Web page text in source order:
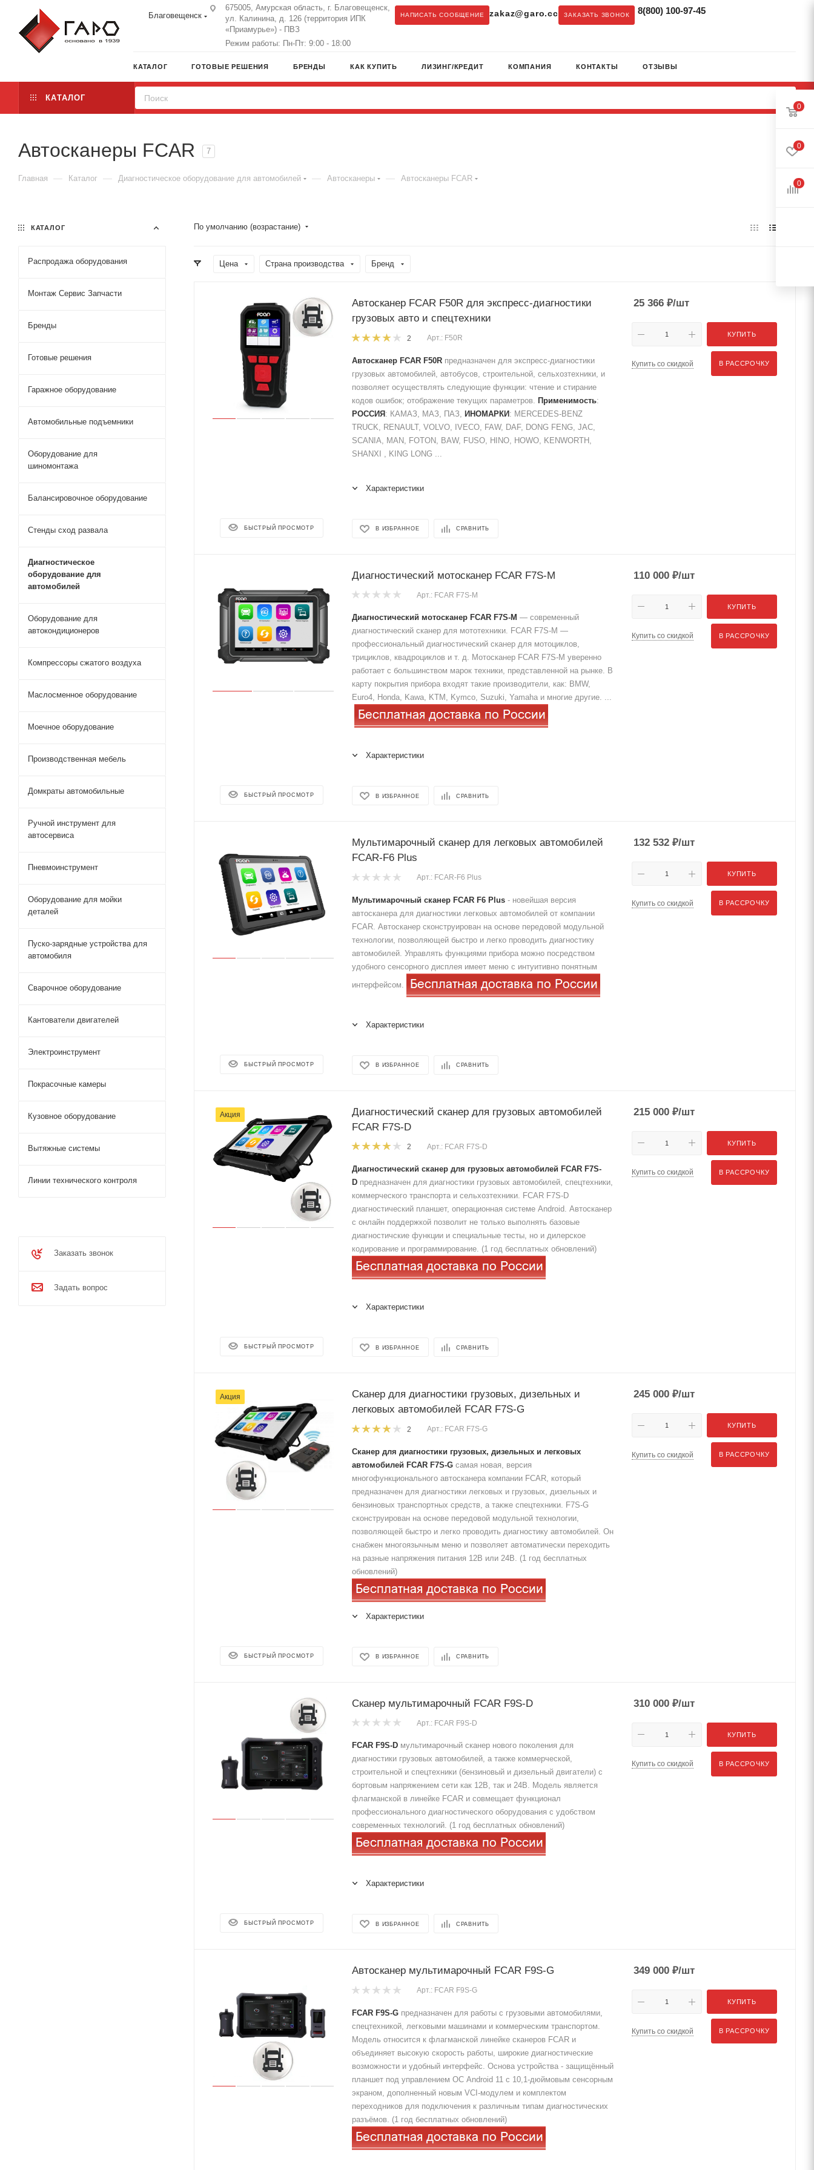
Благовещенск
675005, Амурская область, г. Благовещенск,
ул. Калинина, д. 126 (территория ИПК
«Приамурье») - ПВЗ
Режим работы: Пн-Пт: 9:00 - 18:00
НАПИСАТЬ СООБЩЕНИЕ zakaz@garo.cc ЗАКАЗАТЬ ЗВОНОК 8(800) 100-97-45
КАТАЛОГ ГОТОВЫЕ РЕШЕНИЯ БРЕНДЫ КАК КУПИТЬ ЛИЗИНГ/КРЕДИТ КОМПАНИЯ КОНТАКТЫ ОТЗЫВЫ
КАТАЛОГ
Автосканеры FCAR 7
Главная — Каталог — Диагностическое оборудование для автомобилей — Автосканеры — Автосканеры FCAR
По умолчанию (возрастание)
Цена Страна производства Бренд
БЫСТРЫЙ ПРОСМОТР
Автосканер FCAR F50R для экспресс-диагностики
грузовых авто и спецтехники
2 Арт.: F50R
Автосканер FCAR F50R предназначен для экспресс-диагностики
грузовых автомобилей, автобусов, строительной, сельхозтехники, и
позволяет осуществлять следующие функции: чтение и стирание
кодов ошибок; отображение текущих параметров. Применимость:
РОССИЯ: КАМАЗ, МАЗ, ПАЗ, ИНОМАРКИ: MERCEDES-BENZ
TRUCK, RENAULT, VOLVO, IVECO, FAW, DAF, DONG FENG, JAC,
SCANIA, MAN, FOTON, BAW, FUSO, HINO, HOWO, KENWORTH,
SHANXI , KING LONG ...
Характеристики
В ИЗБРАННОЕ СРАВНИТЬ
25 366 ₽/шт
КУПИТЬ
Купить со скидкой В РАССРОЧКУ
БЫСТРЫЙ ПРОСМОТР
Диагностический мотосканер FCAR F7S-M
Арт.: FCAR F7S-M
Диагностический мотосканер FCAR F7S-M — современный
диагностический сканер для мототехники. FCAR F7S-M —
профессиональный диагностический сканер для мотоциклов,
трициклов, квадроциклов и т. д. Мотосканер FCAR F7S-M уверенно
работает с большинством марок техники, представленной на рынке. В
карту покрытия прибора входят такие производители, как: BMW,
Euro4, Honda, Kawa, KTM, Kymco, Suzuki, Yamaha и многие другие. ...
Характеристики
В ИЗБРАННОЕ СРАВНИТЬ
110 000 ₽/шт
КУПИТЬ
Купить со скидкой В РАССРОЧКУ
БЫСТРЫЙ ПРОСМОТР
Мультимарочный сканер для легковых автомобилей
FCAR-F6 Plus
Арт.: FCAR-F6 Plus
Мультимарочный сканер FCAR F6 Plus - новейшая версия
автосканера для диагностики легковых автомобилей от компании
FCAR. Автосканер сконструирован на основе передовой модульной
технологии, позволяющей быстро и легко проводить диагностику
автомобилей. Управлять функциями прибора можно посредством
удобного сенсорного дисплея имеет меню с интуитивно понятным
интерфейсом.
Характеристики
В ИЗБРАННОЕ СРАВНИТЬ
132 532 ₽/шт
КУПИТЬ
Купить со скидкой В РАССРОЧКУ
Акция
БЫСТРЫЙ ПРОСМОТР
Диагностический сканер для грузовых автомобилей
FCAR F7S-D
2 Арт.: FCAR F7S-D
Диагностический сканер для грузовых автомобилей FCAR F7S-
D предназначен для диагностики грузовых автомобилей, спецтехники,
коммерческого транспорта и сельхозтехники. FCAR F7S-D
диагностический планшет, операционная системе Android. Автосканер
с онлайн поддержкой позволит не только выполнять базовые
диагностичские функции и специальные тесты, но и дилерское
кодирование и программирование. (1 год бесплатных обновлений)
Характеристики
В ИЗБРАННОЕ СРАВНИТЬ
215 000 ₽/шт
КУПИТЬ
Купить со скидкой В РАССРОЧКУ
Акция
БЫСТРЫЙ ПРОСМОТР
Сканер для диагностики грузовых, дизельных и
легковых автомобилей FCAR F7S-G
2 Арт.: FCAR F7S-G
Сканер для диагностики грузовых, дизельных и легковых
автомобилей FCAR F7S-G самая новая, версия
многофункционального автосканера компании FCAR, который
предназначен для диагностики легковых и грузовых, дизельных и
бензиновых транспортных средств, а также спецтехники. F7S-G
сконструирован на основе передовой модульной технологии,
позволяющей быстро и легко проводить диагностику автомобилей. Он
снабжен многоязычным меню и позволяет автоматически переходить
на разные напряжения питания 12В или 24В. (1 год бесплатных
обновлений)
Характеристики
В ИЗБРАННОЕ СРАВНИТЬ
245 000 ₽/шт
КУПИТЬ
Купить со скидкой В РАССРОЧКУ
БЫСТРЫЙ ПРОСМОТР
Сканер мультимарочный FCAR F9S-D
Арт.: FCAR F9S-D
FCAR F9S-D мультимарочный сканер нового поколения для
диагностики грузовых автомобилей, а также коммерческой,
строительной и спецтехники (бензиновый и дизельный двигатели) с
бортовым напряжением сети как 12В, так и 24В. Модель является
флагманской в линейке FCAR и совмещает функционал
профессионального диагностического оборудования с удобством
современных технологий. (1 год бесплатных обновлений)
Характеристики
В ИЗБРАННОЕ СРАВНИТЬ
310 000 ₽/шт
КУПИТЬ
Купить со скидкой В РАССРОЧКУ
Автосканер мультимарочный FCAR F9S-G
Арт.: FCAR F9S-G
FCAR F9S‑G предназначен для работы с грузовыми автомобилями,
спецтехникой, легковыми машинами и коммерческим транспортом.
Модель относится к флагманской линейке сканеров FCAR и
объединяет высокую скорость работы, широкие диагностические
возможности и удобный интерфейс. Основа устройства - защищённый
планшет под управлением ОС Android 11 с 10,1‑дюймовым сенсорным
экраном, дополненный новым VCI‑модулем и комплектом
переходников для подключения к различным типам диагностических
разъёмов. (1 год бесплатных обновлений)
349 000 ₽/шт
КУПИТЬ
Купить со скидкой В РАССРОЧКУ
КАТАЛОГ
Распродажа оборудования
Монтаж Сервис Запчасти
Бренды
Готовые решения
Гаражное оборудование
Автомобильные подъемники
Оборудование для
шиномонтажа
Балансировочное оборудование
Стенды сход развала
Диагностическое
оборудование для
автомобилей
Оборудование для
автокондиционеров
Компрессоры сжатого воздуха
Маслосменное оборудование
Моечное оборудование
Производственная мебель
Домкраты автомобильные
Ручной инструмент для
автосервиса
Пневмоинструмент
Оборудование для мойки
деталей
Пуско-зарядные устройства для
автомобиля
Сварочное оборудование
Кантователи двигателей
Электроинструмент
Покрасочные камеры
Кузовное оборудование
Вытяжные системы
Линии технического контроля
Заказать звонок
Задать вопрос
0
0
0